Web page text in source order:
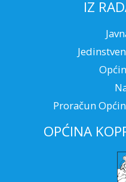
IZ
Proračun
OPĆINA